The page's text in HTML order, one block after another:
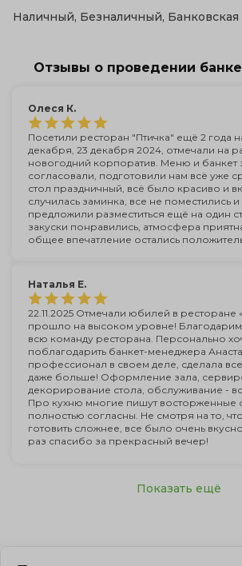
Наличный, Безналичный, Банковская
Отзывы о проведении
Олеся К.
Посетили ресторан "Птичка" ещё 2 года
декабря, 23 декабря 2024, отмечали на
новогодний корпоратив. Меню и банкет
согласовали, подготовили нам всё уже
стол праздничный, всё было красиво и
случилась заминка, все не поместились
предложили разместиться ещё на один
закуски понравились, атмосфера
общее впечатление остались
Наталья Е.
22.11.2025 Отмечали юбилей в ресторане
прошло на высоком уровне! Благодарим
всю команду ресторана. Персонально
поблагодарить банкет-менеджера
профессионал в своем деле, сделала
даже больше! Оформление зала,
декорирование стола, обслуживание -
Про кухню многие пишут восторженные
полностью согласны. Не смотря на то,
готовить сложнее, все было очень
раз спасибо за прекрасный вечер!
Показать ещё